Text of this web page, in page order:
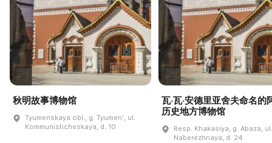
秋明故事博物馆
Tyumenskaya obl., g. Tyumenʹ, ul.
Kommunisticheskaya, d. 10
瓦·瓦·安德里亚舍夫命名的
历史地方博物馆
Resp. Khakasiya, g. Abaza, ul.
Naberezhnaya, d. 24